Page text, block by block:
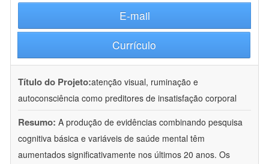
E-mail
Currículo
Título do Projeto:atenção visual, ruminação e
autoconsciência como preditores de insatisfação corporal
Resumo: A produção de evidências combinando pesquisa
cognitiva básica e variáveis de saúde mental têm
aumentados significativamente nos últimos 20 anos. Os